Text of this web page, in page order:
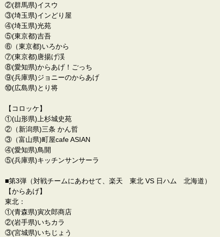
②(群馬県)イスウ
③(埼玉県)インどり屋
④(埼玉県)光苑
⑤(東京都)吉吾
⑥（東京都)いろから
⑦(東京都)唐揚げ渓
⑧(愛知県)からあげ！ごっち
⑨(兵庫県)ジョニーのからあげ
⑩(広島県)とり将
【コロッケ】
①(山形県)上杉城史苑
②（新潟県)三条 かん哲
③（富山県)町屋cafe ASIAN
④(愛知県)鳥開
⑤(兵庫県)キッチンサンサーラ
■第3弾（対戦チームにあわせて、楽天 東北 VS 日ハム 北海道）
【からあげ】
東北：
①(青森県)寅次郎商店
②(岩手県)いちカラ
③(宮城県)いちじょう